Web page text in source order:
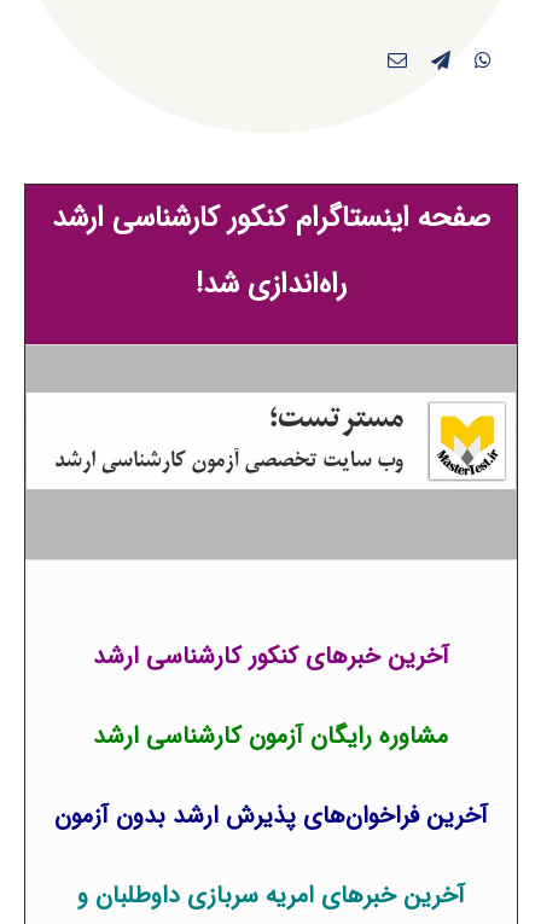
صفحه اینستاگرام کنکور کارشناسی ارشد
راه‌اندازی شد!
آخرین خبرهای کنکور کارشناسی ارشد
مشاوره رایگان آزمون کارشناسی ارشد
آخرین فراخوان‌های پذیرش ارشد بدون آزمون
آخرین خبرهای امریه سربازی داوطلبان و